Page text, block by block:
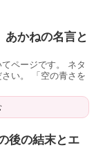
あかねの名言と
ページです。 ネタ
い。 「空の青さを
後の結末とエ